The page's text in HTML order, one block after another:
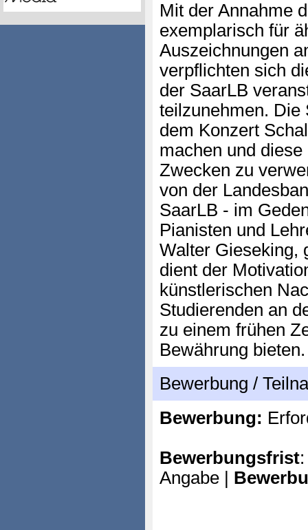
Mit der Annahme
exemplarisch für
Auszeichnungen
verpflichten sich
der SaarLB
teilzunehmen. Die
dem Konzert
machen und
Zwecken zu
von der
SaarLB - im
Pianisten und
Walter Gieseking,
dient der
künstlerischen
Studierenden an
zu einem frühen
Bewährung bieten.
Bewerbung /
Bewerbung:
Bewerbungsfrist
Angabe |